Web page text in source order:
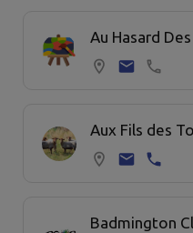
Au Hasard
Aux Fils des
Badmington